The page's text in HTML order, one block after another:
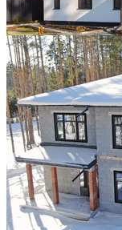
превращаем
особенный дом